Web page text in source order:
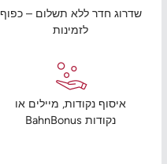
שדרוג חדר ללא תשלום – כפוף
לזמינות
איסוף נקודות, מיילים או
נקודות BahnBonus